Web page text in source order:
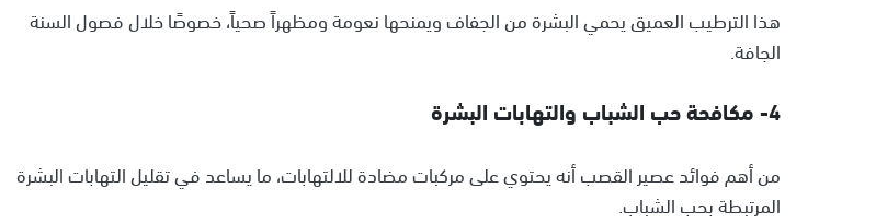
هذا الترطيب العميق يحمي البشرة من الجفاف ويمنحها نعومة ومظهراً صحياً، خصوصًا خلال فصول السنة
الجافة.
4- مكافحة حب الشباب والتهابات البشرة
من أهم فوائد عصير القصب أنه يحتوي على مركبات مضادة للالتهابات، ما يساعد في تقليل التهابات البشرة
المرتبطة بحب الشباب.